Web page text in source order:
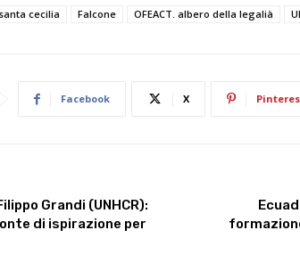
cecilia Falcone OFEACT. albero della legalià
Facebook X
Grandi (UNHCR):
di ispirazione per